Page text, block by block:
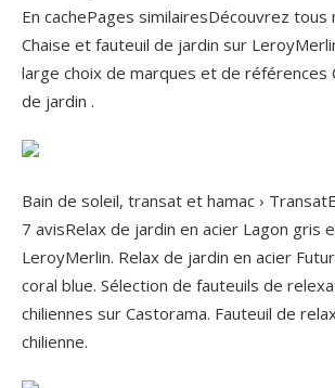
En cachePages similairesDécouvrez
Chaise et fauteuil de jardin sur
large choix de marques et de références
de jardin .
Bain de soleil, transat et hamac ›
‎7 avisRelax de jardin en acier Lagon gris
LeroyMerlin. Relax de jardin en acier
coral blue. Sélection de fauteuils de
chiliennes sur Castorama. Fauteuil de
chilienne.